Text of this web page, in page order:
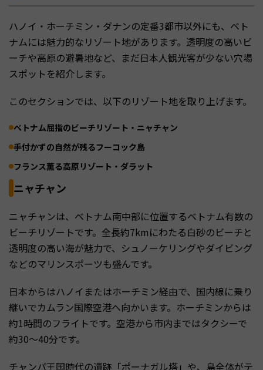
ハノイ・ホーチミン・ダナンの定番3都市以外にも、ベト
ナムには魅力的なリゾート地があります。透明度の高いビ
ーチや高原の避暑地など、まだ日本人観光客が少ない穴場
スポットを紹介します。
このセクションでは、以下のリゾート地を取り上げます。
ベトナム屈指のビーチリゾート・ニャチャン
手付かずの自然が残るフーコック島
フランス薫る高原リゾート・ダラット
ニャチャン
ニャチャンは、ベトナム南中部に位置するベトナム有数の
ビーチリゾートです。全長約7kmにわたる白砂のビーチと
透明度の高い海が魅力で、シュノーケリングやダイビング
などのマリンスポーツも盛んです。
日本からはハノイまたはホーチミン経由で、国内線に乗り
継いでカムラン国際空港へ向かいます。ホーチミンからは
約1時間のフライトです。空港から市内まではタクシーで
約30〜40分です。
チャンパ王国時代の遺跡「ポーナガル塔」や、島全体がテ